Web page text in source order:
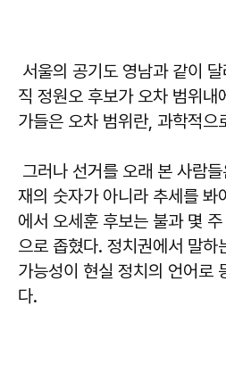
서울의 공기도 영남과 같이
직 정원오 후보가 오차 범위내
가들은 오차 범위란, 과학적으
그러나 선거를 오래 본 사람
재의 숫자가 아니라 추세를 봐
에서 오세훈 후보는 불과 몇
으로 좁혔다. 정치권에서 말하
가능성이 현실 정치의 언어로
다.